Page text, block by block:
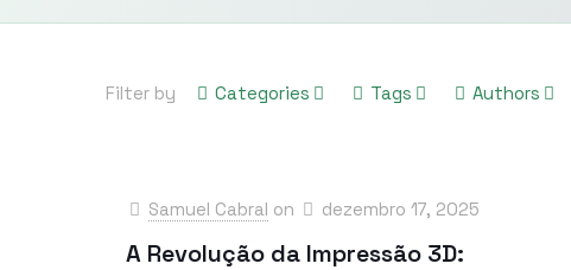
Filter by Categories Tags Authors
Samuel Cabral on dezembro 17, 2025
A Revolução da Impressão 3D: